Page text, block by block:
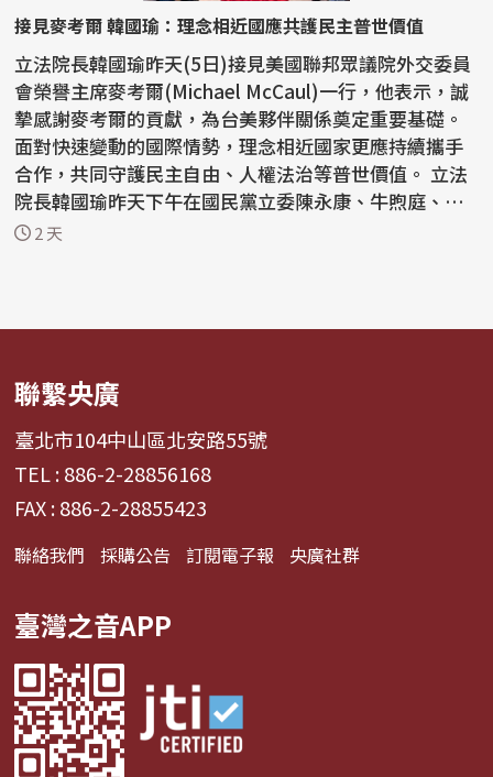
接見麥考爾 韓國瑜：理念相近國應共護民主普世價值
立法院長韓國瑜昨天(5日)接見美國聯邦眾議院外交委員
會榮譽主席麥考爾(Michael McCaul)一行，他表示，誠
摯感謝麥考爾的貢獻，為台美夥伴關係奠定重要基礎。
面對快速變動的國際情勢，理念相近國家更應持續攜手
合作，共同守護民主自由、人權法治等普世價值。 立法
院長韓國瑜昨天下午在國民黨立委陳永康、牛煦庭、徐
巧芯...
2 天
聯繫央廣
臺北市104中山區北安路55號
TEL : 886-2-28856168
FAX : 886-2-28855423
聯絡我們 採購公告 訂閱電子報 央廣社群
臺灣之音APP